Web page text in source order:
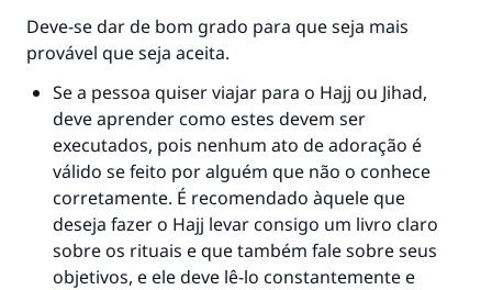
Deve-se dar de bom grado para que seja mais
provável que seja aceita.
Se a pessoa quiser viajar para o Hajj ou Jihad,
deve aprender como estes devem ser
executados, pois nenhum ato de adoração é
válido se feito por alguém que não o conhece
corretamente. É recomendado àquele que
deseja fazer o Hajj levar consigo um livro claro
sobre os rituais e que também fale sobre seus
objetivos, e ele deve lê-lo constantemente e